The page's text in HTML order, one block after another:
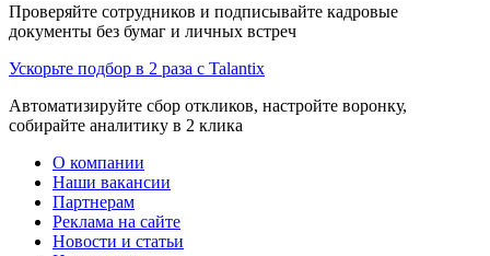
Проверяйте сотрудников и подписывайте кадровые
документы без бумаг и личных встреч
Ускорьте подбор в 2 раза с Talantix
Автоматизируйте сбор откликов, настройте воронку,
собирайте аналитику в 2 клика
О компании
Наши вакансии
Партнерам
Реклама на сайте
Новости и статьи